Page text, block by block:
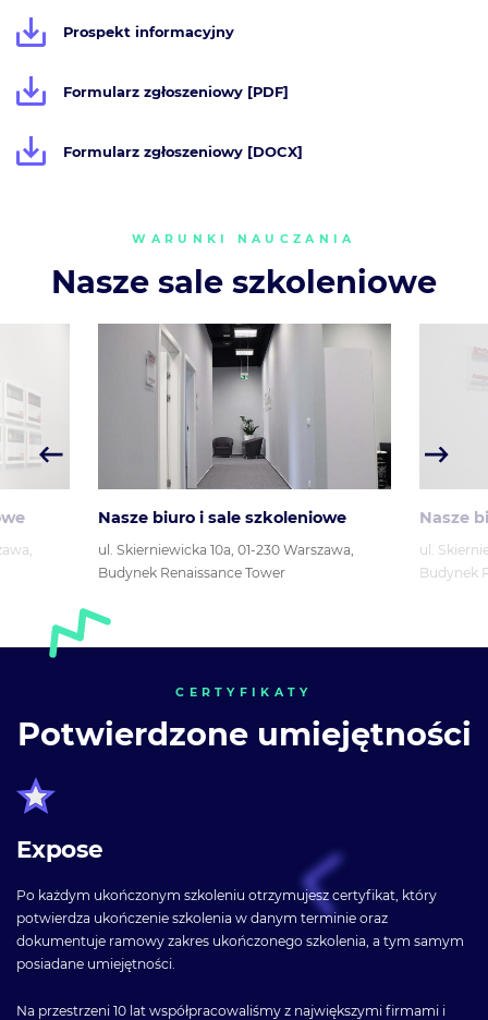
Prospekt informacyjny
Formularz zgłoszeniowy [PDF]
Formularz zgłoszeniowy [DOCX]
WARUNKI NAUCZANIA
Nasze sale szkoleniowe
Nasze biuro i sale szkoleniowe
ul. Skierniewicka 10a, 01-230 Warszawa,
Budynek Renaissance Tower
Nasze
ul.
Budynek
CERTYFIKATY
Potwierdzone umiejętności
Expose
Po każdym ukończonym szkoleniu otrzymujesz certyfikat, który
potwierdza ukończenie szkolenia w danym terminie oraz
dokumentuje ramowy zakres ukończonego szkolenia, a tym samym
posiadane umiejętności.
Na przestrzeni 10 lat współpracowaliśmy z największymi firmami i